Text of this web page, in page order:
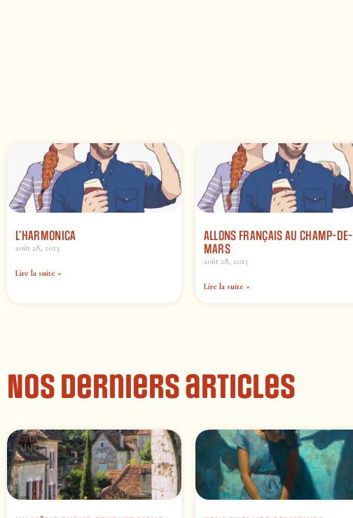
L’HARMONICA
août 28, 2023
Lire la suite »
ALLONS FRANÇAIS AU CHAMP-DE-
MARS
août 28, 2023
Lire la suite »
Nos derniers articles